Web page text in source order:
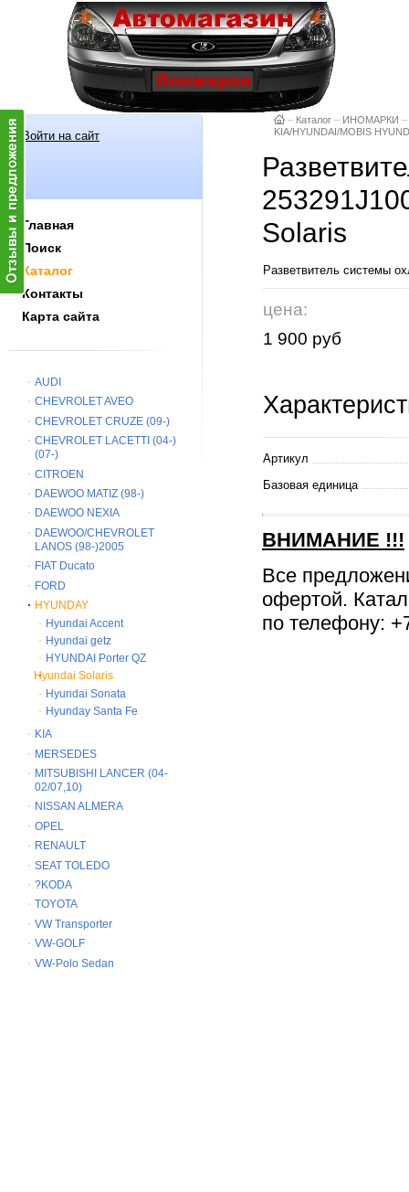
Войти на сайт
Главная
Поиск
Каталог
Контакты
Карта сайта
AUDI
CHEVROLET AVEO
CHEVROLET CRUZE (09-)
CHEVROLET LACETTI (04-)
(07-)
CITROEN
DAEWOO MATIZ (98-)
DAEWOO NEXIA
DAEWOO/CHEVROLET
LANOS (98-)2005
FIAT Ducato
FORD
HYUNDAY
Hyundai Accent
Hyundai getz
HYUNDAI Porter QZ
Hyundai Solaris
Hyundai Sonata
Hyunday Santa Fe
KIA
MERSEDES
MITSUBISHI LANCER (04-
02/07,10)
NISSAN ALMERA
OPEL
RENAULT
SEAT TOLEDO
?KODA
TOYOTA
VW Transporter
VW-GOLF
VW-Polo Sedan
– Каталог – ИНОМАРКИ –
KIA/HYUNDAI/MOBIS
Solaris
Разветвитель системы
цена:
1 900 руб
Артикул
Базовая единица
ВНИМАНИЕ !!!
Все
офертой.
по телефону: